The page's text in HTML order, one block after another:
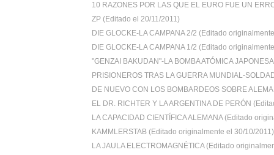
10 RAZONES POR LAS QUE EL EURO FUE UN
ZP (Editado el 20/11/2011)
DIE GLOCKE-LA CAMPANA 2/2 (Editado
DIE GLOCKE-LA CAMPANA 1/2 (Editado
"GENZAI BAKUDAN"-LA BOMBA ATÓMICA
PRISIONEROS TRAS LA GUERRA MUNDIAL-
DE NUEVO CON LOS BOMBARDEOS SOBRE
EL DR. RICHTER Y LA ARGENTINA DE PERÓN
LA CAPACIDAD CIENTÍFICA ALEMANA (Editado
KAMMLERSTAB (Editado originalmente el 30/10/2011)
LA JAULA ELECTROMAGNÉTICA (Editado